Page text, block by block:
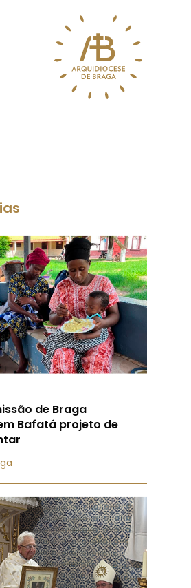
de Braga
Bafatá projeto de